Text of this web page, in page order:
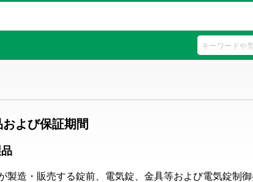
よび保証期間
製造・販売する錠前、電気錠、金具等および電気錠制